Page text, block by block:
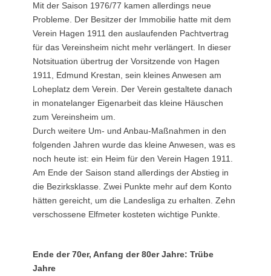
Mit der Saison 1976/77 kamen allerdings neue
Probleme. Der Besitzer der Immobilie hatte mit dem
Verein Hagen 1911 den auslaufenden Pachtvertrag
für das Vereinsheim nicht mehr verlängert. In dieser
Notsituation übertrug der Vorsitzende von Hagen
1911, Edmund Krestan, sein kleines Anwesen am
Loheplatz dem Verein. Der Verein gestaltete danach
in monatelanger Eigenarbeit das kleine Häuschen
zum Vereinsheim um.
Durch weitere Um- und Anbau-Maßnahmen in den
folgenden Jahren wurde das kleine Anwesen, was es
noch heute ist: ein Heim für den Verein Hagen 1911.
Am Ende der Saison stand allerdings der Abstieg in
die Bezirksklasse. Zwei Punkte mehr auf dem Konto
hätten gereicht, um die Landesliga zu erhalten. Zehn
verschossene Elfmeter kosteten wichtige Punkte.
Ende der 70er, Anfang der 80er Jahre: Trübe
Jahre